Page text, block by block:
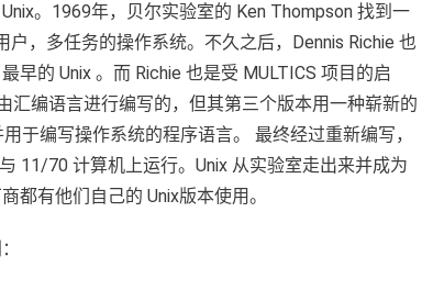
。1969年，贝尔实验室的 Ken Thompson 找到一
，多任务的操作系统。不久之后，Dennis Richie 也
早的 Unix 。而 Richie 也是受 MULTICS 项目的启
汇编语言进行编写的，但其第三个版本用一种崭新的
于编写操作系统的程序语言。 最终经过重新编写，
11/70 计算机上运行。Unix 从实验室走出来并成为
都有他们自己的 Unix版本使用。